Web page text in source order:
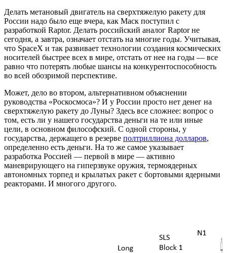
Делать метановый двигатель на сверхтяжелую ракету для
России надо было еще вчера, как Маск поступил с
разработкой Raptor. Делать российский аналог Raptor не
сегодня, а завтра, означает отстать на многие годы. Учитывая,
что SpaceX и так развивает технологии создания космических
носителей быстрее всех в мире, отстать от нее на годы — все
равно что потерять любые шансы на конкурентоспособность
во всей обозримой перспективе.
Может, дело во втором, альтернативном объяснении
руководства «Роскосмоса»? И у России просто нет денег на
сверхтяжелую ракету до Луны? Здесь все сложнее: вопрос о
том, есть ли у нашего государства деньги на те или иные
цели, в основном философский. С одной стороны, у
государства, держащего в резерве полтриллиона долларов,
определенно есть деньги. На то же самое указывает
разработка Россией — первой в мире — активно
маневрирующего на гиперзвуке оружия, термоядерных
автономных торпед и крылатых ракет с бортовыми ядерными
реакторами. И многого другого.